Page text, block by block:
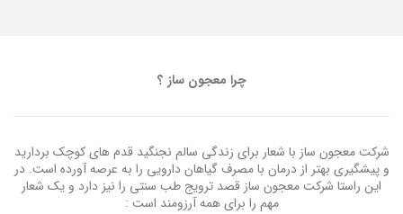
چرا معجون ساز ؟
شرکت معجون ساز با شعار برای زندگی سالم نجنگید قدم های کوچک بردارید
و پیشگیری بهتر از درمان با مصرف گیاهان دارویی را به عرصه آورده است. در
این راستا شرکت معجون ساز قصد ترویج طب سنتی را نیز دارد و یک شعار
مهم را برای همه آرزومند است :